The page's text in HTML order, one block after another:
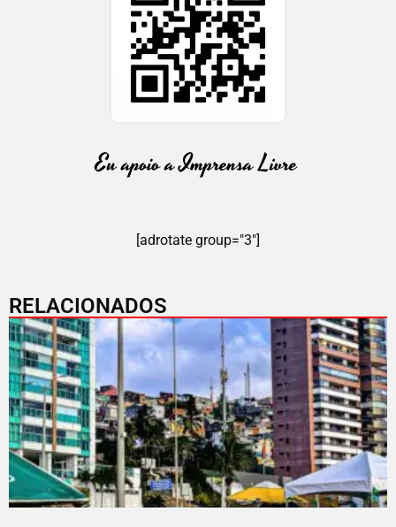
[adrotate group="3"]
RELACIONADOS